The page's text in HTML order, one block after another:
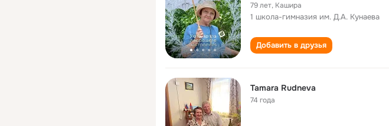
79 лет, Кашира
1 школа-гимназия им. Д.А. Кунаева
Добавить в друзья
Tamara Rudneva
74 года